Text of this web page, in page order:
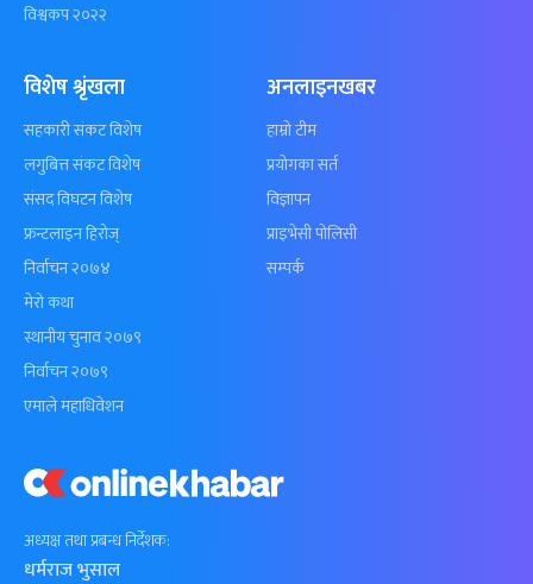
अध्यक्ष तथा प्रबन्ध निर्देशक:
धर्मराज भुसाल
विश्वकप २०२२
विशेष श्रृंखला
सहकारी संकट विशेष
लगुबित्त संकट विशेष
संसद विघटन विशेष
फ्रन्टलाइन हिरोज्
निर्वाचन २०७४
मेरो कथा
स्थानीय चुनाव २०७९
निर्वाचन २०७९
एमाले महाधिवेशन
अनलाइनखबर
हाम्रो टीम
प्रयोगका सर्त
विज्ञापन
प्राइभेसी पोलिसी
सम्पर्क